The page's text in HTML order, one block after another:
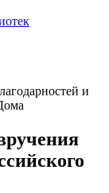
и